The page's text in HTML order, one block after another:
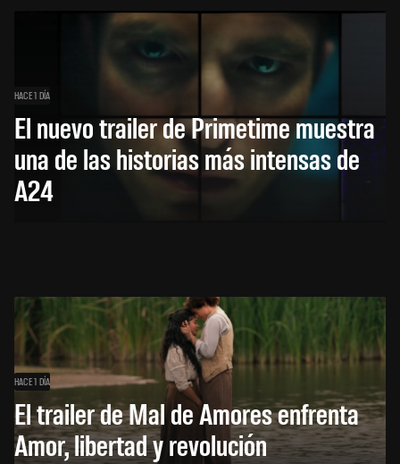
HACE 1 DÍA
El nuevo trailer de Primetime muestra
una de las historias más intensas de
A24
HACE 1 DÍA
El trailer de Mal de Amores enfrenta
Amor, libertad y revolución